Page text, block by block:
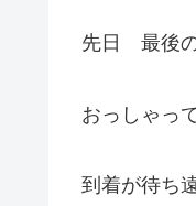
先日 最後
おっしゃっ
到着が待ち